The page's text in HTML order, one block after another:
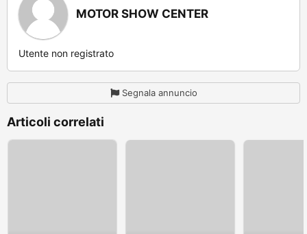
MOTOR SHOW CENTER
Utente non registrato
Segnala annuncio
Articoli correlati